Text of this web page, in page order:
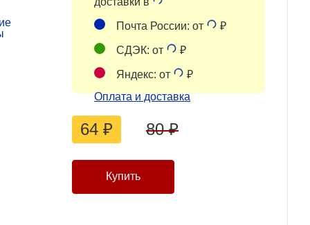
Почта России: от ₽
СДЭК: от ₽
Яндекс: от
₽
Оплата и доставка
64 ₽ 80₽